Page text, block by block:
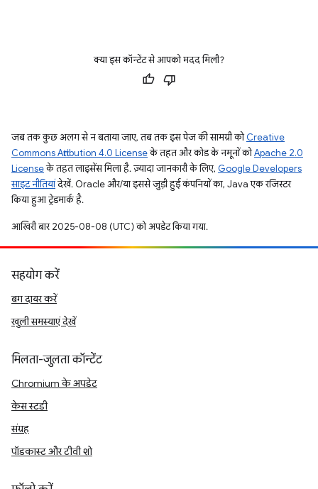
क्या इस कॉन्टेंट से आपको मदद मिली?
जब तक कुछ अलग से न बताया जाए, तब तक इस पेज की सामग्री कोCreative
Commons Attribution 4.0 Licenseके तहत और कोड के नमूनों कोApache 2.0
Licenseके तहत लाइसेंस मिला है. ज़्यादा जानकारी के लिए, Google Developers
साइट नीतियांदेखें. Oracle और/या इससे जुड़ी हुई कंपनियों का, Java एक रजिस्टर
किया हुआ ट्रेडमार्क है.
आखिरी बार 2025-08-08 (UTC) को अपडेट किया गया.
सहयोग करें
बग दायर करें
खुली समस्याएं देखें
मिलता-जुलता कॉन्टेंट
Chromium के अपडेट
केस स्टडी
संग्रह
पॉडकास्ट और टीवी शो